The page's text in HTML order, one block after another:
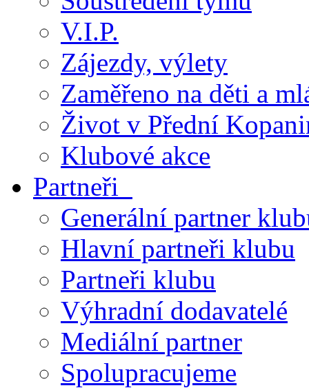
V.I.P.
Zájezdy, výlety
Zaměřeno na děti a
Život v Přední
Klubové akce
Partneři
Generální partner
Hlavní partneři klubu
Partneři klubu
Výhradní dodavatelé
Mediální partner
Spolupracujeme